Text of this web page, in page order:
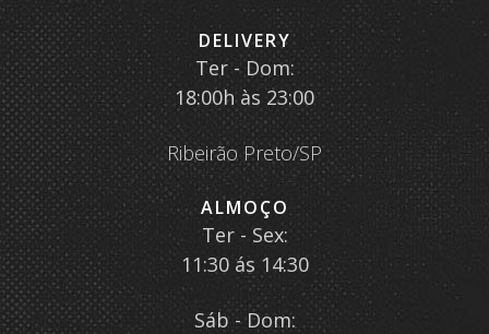
DELIVERY
Ter - Dom:
18:00h às 23:00
Ribeirão Preto/SP
ALMOÇO
Ter - Sex:
11:30 ás 14:30
Sáb - Dom: